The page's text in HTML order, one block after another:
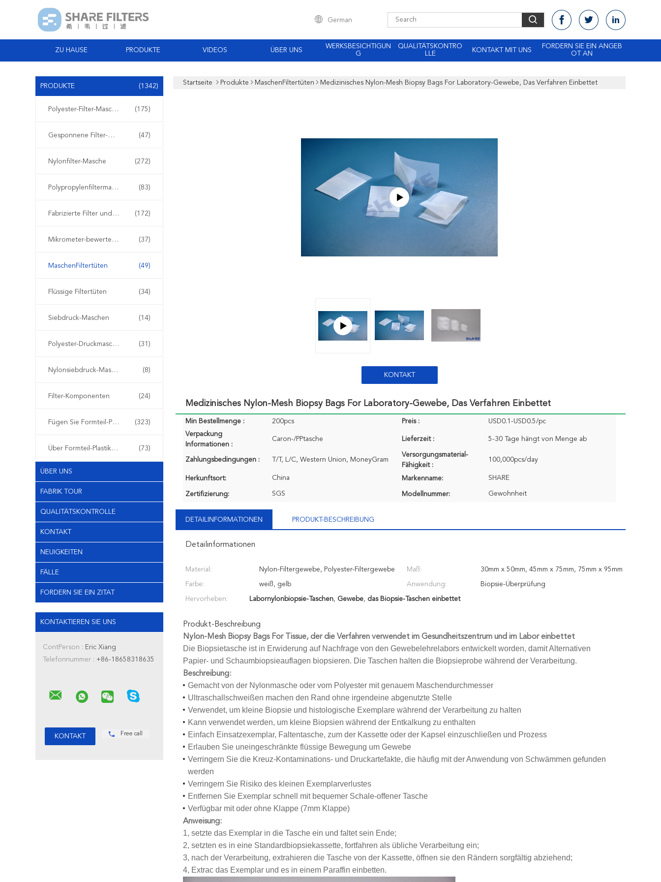
German
ZU HAUSE PRODUKTE VIDEOS ÜBER UNS
WERKSBESICHTIGUN
G
QUALITÄTSKONTRO
LLE
KONTAKT MIT UNS
FORDERN SIE EIN ANGEB
OT AN
PRODUKTE (1342)
Polyester-Filter-Masche (175)
Gesponnene Filter-Masche (47)
Nylonfilter-Masche (272)
Polypropylenfiltermasche (83)
Fabrizierte Filter und Schirme (172)
Mikrometer-bewertete Filtertüten (37)
MaschenFiltertüten (49)
Flüssige Filtertüten (34)
Siebdruck-Maschen (14)
Polyester-Druckmasche (31)
Nylonsiebdruck-Masche (8)
Filter-Komponenten (24)
Fügen Sie Formteil-Plastikfilter ein (323)
Über Formteil-Plastikfiltern (73)
ÜBER UNS
FABRIK TOUR
QUALITÄTSKONTROLLE
KONTAKT
NEUIGKEITEN
FÄLLE
FORDERN SIE EIN ZITAT
KONTAKTIEREN SIE UNS
ContPerson : Eric Xiang
Telefonnummer : +86-18658318635
Free call
Startseite Produkte MaschenFiltertüten Medizinisches Nylon-Mesh Biopsy Bags For Laboratory-Gewebe, Das Verfahren Einbettet
KONTAKT
Medizinisches Nylon-Mesh Biopsy Bags For Laboratory-Gewebe, Das Verfahren Einbettet
Min Bestellmenge : 200pcs Preis :
USD0.1-USD0.5/pc
Verpackung
Informationen :
Caron-/PPtasche Lieferzeit : 5-30 Tage hängt von Menge ab
Zahlungsbedingungen : T/T, L/C, Western Union, MoneyGram
Versorgungsmaterial-
Fähigkeit :
100,000pcs/day
Herkunftsort: China Markenname: SHARE
Zertifizierung: SGS Modellnummer: Gewohnheit
DETAILINFORMATIONEN PRODUKT-BESCHREIBUNG
Detailinformationen
Material: Nylon-Filtergewebe, Polyester-Filtergewebe Maß: 30mm x 50mm, 45mm x 75mm, 75mm x 95mm
Farbe: weiß, gelb Anwendung: Biopsie-Überprüfung
Hervorheben: Labornylonbiopsie-Taschen, Gewebe, das Biopsie-Taschen einbettet
Produkt-Beschreibung
Nylon-Mesh Biopsy Bags For Tissue, der die Verfahren verwendet im Gesundheitszentrum und im Labor einbettet
Die Biopsietasche ist in Erwiderung auf Nachfrage von den Gewebelehrelabors entwickelt worden, damit Alternativen
Papier- und Schaumbiopsieauflagen biopsieren. Die Taschen halten die Biopsieprobe während der Verarbeitung.
Beschreibung:
Gemacht von der Nylonmasche oder vom Polyester mit genauem Maschendurchmesser
Ultraschallschweißen machen den Rand ohne irgendeine abgenutzte Stelle
Verwendet, um kleine Biopsie und histologische Exemplare während der Verarbeitung zu halten
Kann verwendet werden, um kleine Biopsien während der Entkalkung zu enthalten
Einfach Einsatzexemplar, Faltentasche, zum der Kassette oder der Kapsel einzuschließen und Prozess
Erlauben Sie uneingeschränkte flüssige Bewegung um Gewebe
Verringern Sie die Kreuz-Kontaminations- und Druckartefakte, die häufig mit der Anwendung von Schwämmen gefunden
werden
Verringern Sie Risiko des kleinen Exemplarverlustes
Entfernen Sie Exemplar schnell mit bequemer Schale-offener Tasche
Verfügbar mit oder ohne Klappe (7mm Klappe)
Anweisung:
1, setzte das Exemplar in die Tasche ein und faltet sein Ende;
2, setzten es in eine Standardbiopsiekassette, fortfahren als übliche Verarbeitung ein;
3, nach der Verarbeitung, extrahieren die Tasche von der Kassette, öffnen sie den Rändern sorgfältig abziehend;
4, Extrac das Exemplar und es in einem Paraffin einbetten.